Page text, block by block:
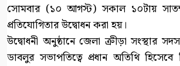
সোমবার (১০ আগস্ট) সকাল ১০টায়
প্রতিযোগিতার উদ্বোধন করা হয়।
উদ্বোধনী অনুষ্ঠানে জেলা ক্রীড়া সংস্থার
ডাবলুর সভাপতিত্বে প্রধান অতিথি